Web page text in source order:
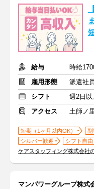
給与
時給
雇用形態
派遣社員
シフト
週2日
アクセス
土師ノ
短期（1ヶ月以内OK）
副
シルバー歓迎
シフト自
ケアスタッフィング株式会社
マンパワーグループ株